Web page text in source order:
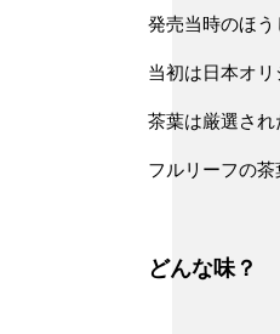
発売当時のほ
当初は日本オ
茶葉は厳選され
フルリーフの
どんな味？